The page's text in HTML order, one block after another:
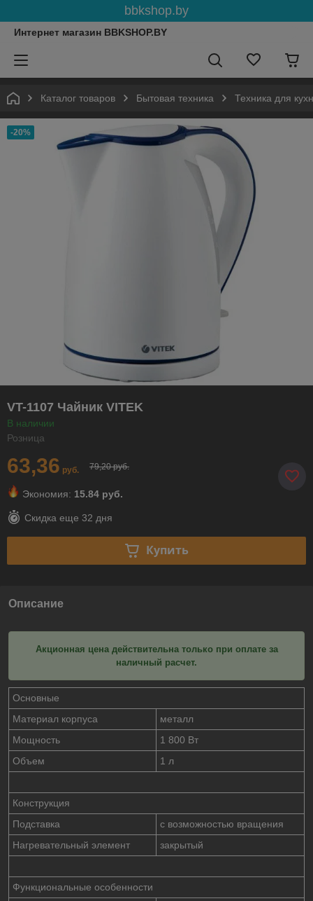
bbkshop.by
Интернет магазин BBKSHOP.BY
Каталог товаров Бытовая техника Техника для
-20%
VT-1107 Чайник VITEK
В наличии
Розница
63,36 руб. 79,20 руб.
Экономия: 15.84 руб.
Скидка еще 32 дня
Купить
Описание
Акционная цена действительна только при оплате за
наличный расчет.
Основные
Материал корпуса
металл
Мощность
1 800 Вт
Объем
1 л
Конструкция
Подставка
с возможностью вращения
Нагревательный элемент
закрытый
Функциональные особенности